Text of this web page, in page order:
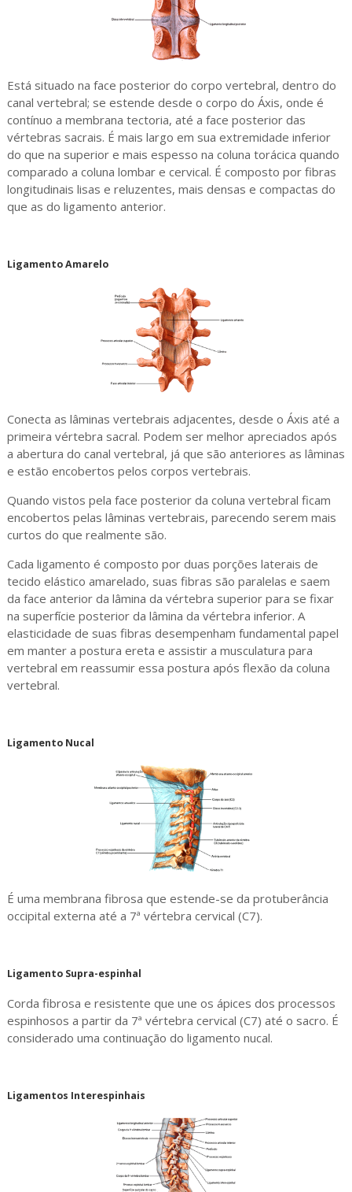
Está situado na face posterior do corpo vertebral, dentro do
canal vertebral; se estende desde o corpo do Áxis, onde é
contínuo a membrana tectoria, até a face posterior das
vértebras sacrais. É mais largo em sua extremidade inferior
do que na superior e mais espesso na coluna torácica quando
comparado a coluna lombar e cervical. É composto por fibras
longitudinais lisas e reluzentes, mais densas e compactas do
que as do ligamento anterior.
Ligamento Amarelo
Conecta as lâminas vertebrais adjacentes, desde o Áxis até a
primeira vértebra sacral. Podem ser melhor apreciados após
a abertura do canal vertebral, já que são anteriores as lâminas
e estão encobertos pelos corpos vertebrais.
Quando vistos pela face posterior da coluna vertebral ficam
encobertos pelas lâminas vertebrais, parecendo serem mais
curtos do que realmente são.
Cada ligamento é composto por duas porções laterais de
tecido elástico amarelado, suas fibras são paralelas e saem
da face anterior da lâmina da vértebra superior para se fixar
na superfície posterior da lâmina da vértebra inferior. A
elasticidade de suas fibras desempenham fundamental papel
em manter a postura ereta e assistir a musculatura para
vertebral em reassumir essa postura após flexão da coluna
vertebral.
Ligamento Nucal
É uma membrana fibrosa que estende-se da protuberância
occipital externa até a 7ª vértebra cervical (C7).
Ligamento Supra-espinhal
Corda fibrosa e resistente que une os ápices dos processos
espinhosos a partir da 7ª vértebra cervical (C7) até o sacro. É
considerado uma continuação do ligamento nucal.
Ligamentos Interespinhais